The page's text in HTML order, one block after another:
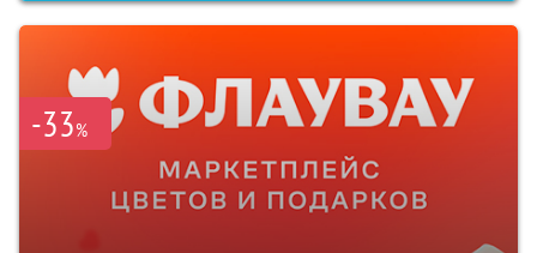
-33%